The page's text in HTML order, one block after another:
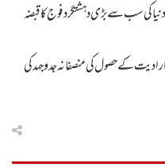
کی سب سے بڑی دہشتگرد فوج کا قبضہ
کے حصول کی منصفانہ جدوجہد کی